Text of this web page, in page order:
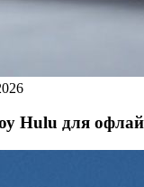
Hulu для